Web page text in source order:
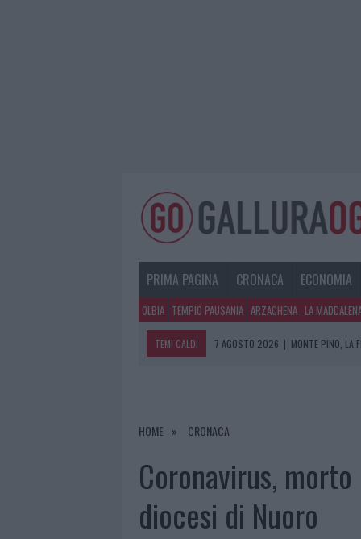
PRIMA PAGINA CRONACA ECONOMIA
OLBIA TEMPIO PAUSANIA ARZACHENA LA
TEMI CALDI 7 AGOSTO 2026 | MONTE PINO, LA
7 AGOSTO 2026
|
7 AGOSTO 2026 | PAUSA CAFFÈ IMPECCABILE:
HOME CRONACA
Coronavirus,
diocesi di Nuoro